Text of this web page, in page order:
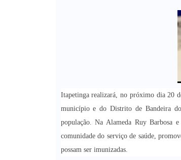
Itapetinga realizará, no próximo dia 20
município e do Distrito de Bandeira
população. Na Alameda Ruy Barbosa
comunidade do serviço de saúde,
possam ser imunizadas.